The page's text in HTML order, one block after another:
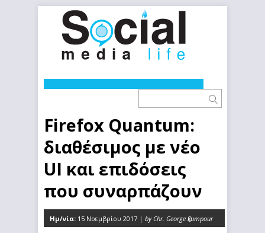
Firefox Quantum:
διαθέσιμος με νέο
UI και επιδόσεις
που συναρπάζουν
Ημ/νία: 15 Νοεμβρίου 2017 | by Chr. George kumpour
0